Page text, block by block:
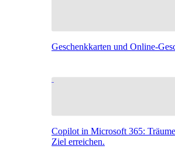
Geschenkkarten und Online-
Copilot in Microsoft 365:
Ziel erreichen.